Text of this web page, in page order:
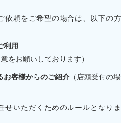
頼をご希望の場合は、以下の
利用
をお願いしております）
お客様からのご紹介 （店頭受付の場
いただくためのルールとなり